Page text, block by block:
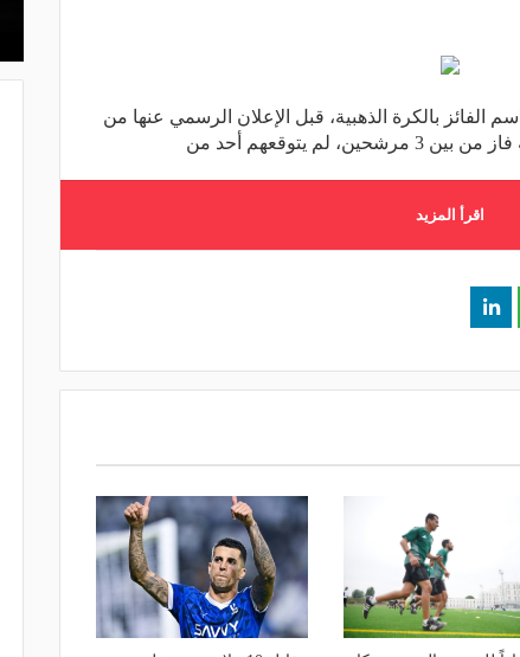
الفائز بالكرة الذهبية، قبل الإعلان الرسمي عنها من
يتوقعهم أحد من
اقرأ المزيد
دور الـ 32